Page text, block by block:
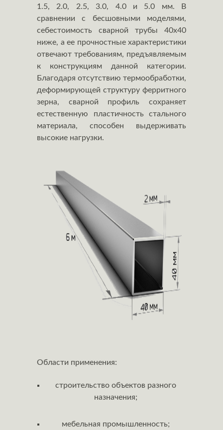
1.5, 2.0, 2.5, 3.0, 4.0 и 5.0 мм. В
сравнении с бесшовными моделями,
себестоимость сварной трубы 40х40
ниже, а ее прочностные характеристики
отвечают требованиям, предъявляемым
к конструкциям данной категории.
Благодаря отсутствию термообработки,
деформирующей структуру ферритного
зерна, сварной профиль сохраняет
естественную пластичность стального
материала, способен выдерживать
высокие нагрузки.
Области применения:
строительство объектов разного
назначения;
мебельная промышленность;